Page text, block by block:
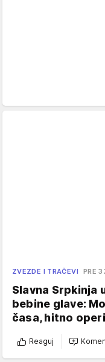
ZVEZDE I TRAČEVI PRE
Slavna Srpkinja
bebine glave:
časa, hitno
Reaguj